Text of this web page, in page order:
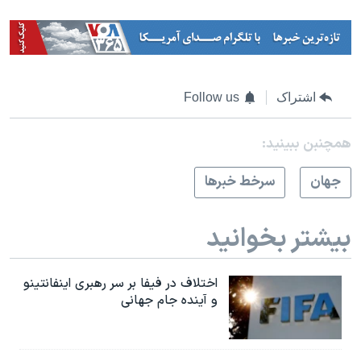
اشتراک Follow us
همچنبن ببینید:
جهان
سرخط خبرها
بیشتر بخوانید
اختلاف در فیفا بر سر رهبری اینفانتینو
و آینده جام جهانی